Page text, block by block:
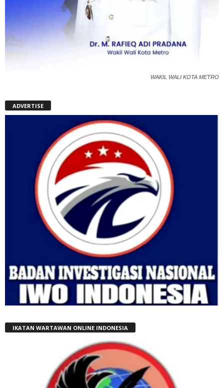
WAKIL WALI KOTA METRO
ADVERTISE
IKATAN WARTAWAN ONLINE INDONESIA